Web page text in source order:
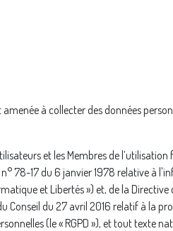
à collecter des données
et les Membres de
78-17 du 6 janvier 1978 relative à
et Libertés ») et, de la
du 27 avril 2016 relatif à la
(le « RGPD »), et tout texte